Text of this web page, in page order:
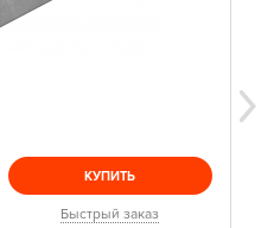
КУПИТЬ
Быстрый заказ